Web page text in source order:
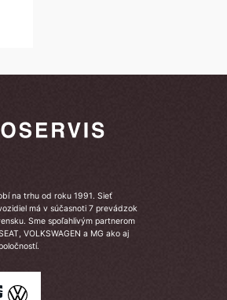
na trhu od roku 1991. Sieť
má v súčasnoti 7 prevádzok
Sme spoľahlivým partnerom
VOLKSWAGEN a MG ako aj